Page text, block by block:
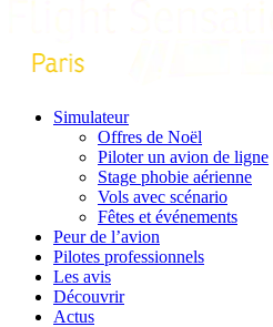
Simulateur
Offres de Noël
Piloter un avion de ligne
Stage phobie aérienne
Vols avec scénario
Fêtes et événements
Peur de l’avion
Pilotes professionnels
Les avis
Découvrir
Actus